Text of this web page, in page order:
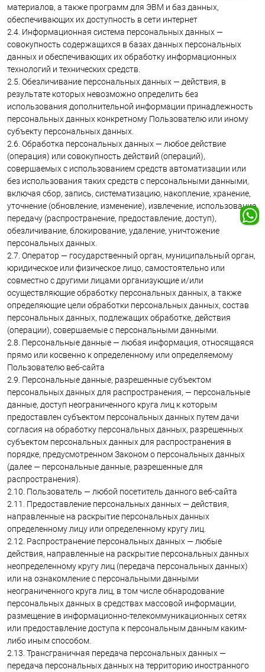
материалов, а также программ для ЭВМ и баз данных,
обеспечивающих их доступность в сети интернет
2.4. Информационная система персональных данных —
совокупность содержащихся в базах данных персональных
данных и обеспечивающих их обработку информационных
технологий и технических средств.
2.5. Обезличивание персональных данных — действия, в
результате которых невозможно определить без
использования дополнительной информации принадлежность
персональных данных конкретному Пользователю или иному
субъекту персональных данных.
2.6. Обработка персональных данных — любое действие
(операция) или совокупность действий (операций),
совершаемых с использованием средств автоматизации или
без использования таких средств с персональными данными,
включая сбор, запись, систематизацию, накопление, хранение,
уточнение (обновление, изменение), извлечение, использование,
передачу (распространение, предоставление, доступ),
обезличивание, блокирование, удаление, уничтожение
персональных данных.
2.7. Оператор — государственный орган, муниципальный орган,
юридическое или физическое лицо, самостоятельно или
совместно с другими лицами организующие и/или
осуществляющие обработку персональных данных, а также
определяющие цели обработки персональных данных, состав
персональных данных, подлежащих обработке, действия
(операции), совершаемые с персональными данными.
2.8. Персональные данные — любая информация, относящаяся
прямо или косвенно к определенному или определяемому
Пользователю веб-сайта
2.9. Персональные данные, разрешенные субъектом
персональных данных для распространения, — персональные
данные, доступ неограниченного круга лиц к которым
предоставлен субъектом персональных данных путем дачи
согласия на обработку персональных данных, разрешенных
субъектом персональных данных для распространения в
порядке, предусмотренном Законом о персональных данных
(далее — персональные данные, разрешенные для
распространения).
2.10. Пользователь — любой посетитель данного веб-сайта
2.11. Предоставление персональных данных — действия,
направленные на раскрытие персональных данных
определенному лицу или определенному кругу лиц.
2.12. Распространение персональных данных — любые
действия, направленные на раскрытие персональных данных
неопределенному кругу лиц (передача персональных данных)
или на ознакомление с персональными данными
неограниченного круга лиц, в том числе обнародование
персональных данных в средствах массовой информации,
размещение в информационно-телекоммуникационных сетях
или предоставление доступа к персональным данным каким-
либо иным способом.
2.13. Трансграничная передача персональных данных —
передача персональных данных на территорию иностранного